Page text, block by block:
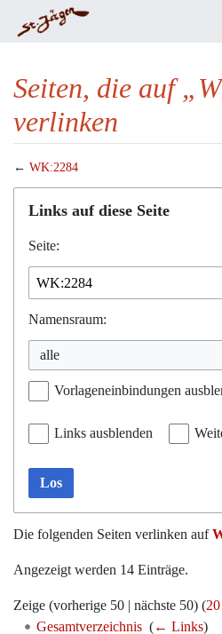
Seiten, die auf
verlinken
← WK:2284
Wechseln zu:Navigation,Suche
Links auf diese Seite
Seite:
Namensraum:
alle
Vorlageneinbindungen
Links ausblenden
Los
Die folgenden Seiten verlinken auf
Angezeigt werden 14 Einträge.
Zeige (vorherige 50 | nächste 50) (20
Gesamtverzeichnis‎ (← Links)